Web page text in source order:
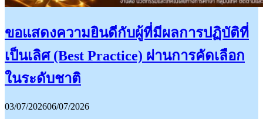
ขอแสดงความยินดีกับผู้ที่มีผลการปฏิบัติที่
เป็นเลิศ (Best Practice) ผ่านการคัดเลือก
ในระดับชาติ
03/07/202606/07/2026